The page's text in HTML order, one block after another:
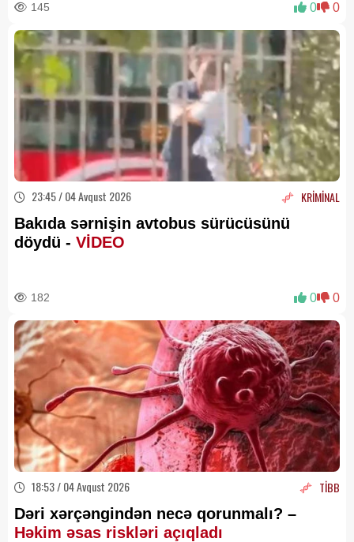
145 0 0
23:45 / 04 Avqust 2026 KRİMİNAL
Bakıda sərnişin avtobus sürücüsünü
döydü - VİDEO
182 0 0
18:53 / 04 Avqust 2026 TİBB
Dəri xərçəngindən necə qorunmalı? –
Həkim əsas riskləri açıqladı